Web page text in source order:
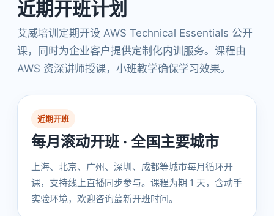
近期开班计划
艾威培训定期开设 AWS Technical Essentials 公开
课，同时为企业客户提供定制化内训服务。课程由
AWS 资深讲师授课，小班教学确保学习效果。
近期开班
每月滚动开班 · 全国主要城市
上海、北京、广州、深圳、成都等城市每月循环开
课，支持线上直播同步参与。课程为期 1 天，含动手
实验环境，欢迎咨询蕞新开班时间。